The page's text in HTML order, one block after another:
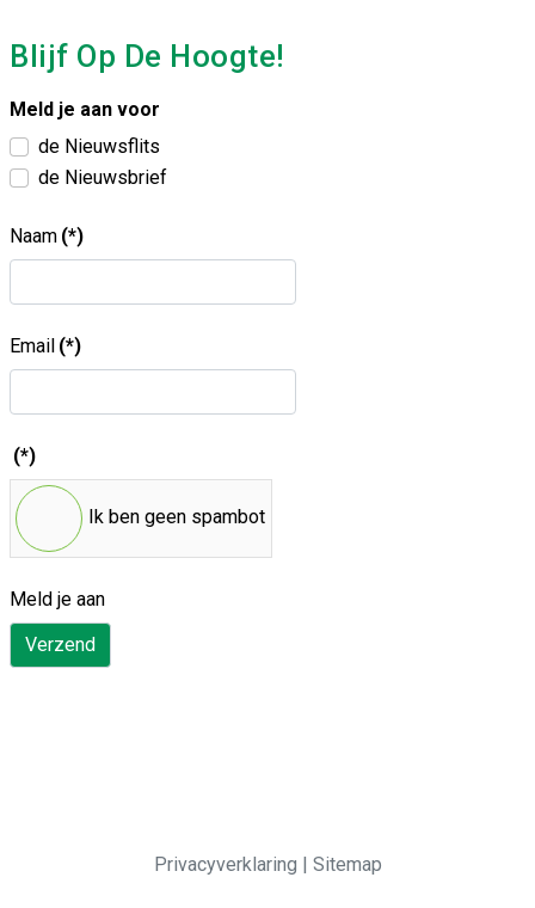
Blijf Op De Hoogte!
Meld je aan voor
de Nieuwsflits
de Nieuwsbrief
Naam (*)
Email (*)
(*)
Ik ben geen spambot
Meld je aan
Verzend
Privacyverklaring Sitemap